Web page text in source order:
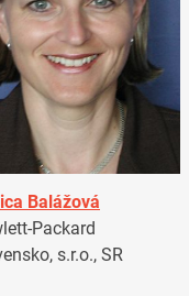
Balážová
Packard
s.r.o., SR